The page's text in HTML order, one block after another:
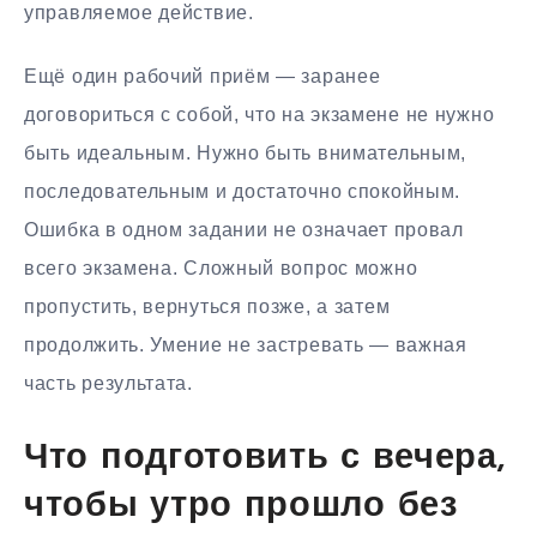
управляемое действие.
Ещё один рабочий приём — заранее
договориться с собой, что на экзамене не нужно
быть идеальным. Нужно быть внимательным,
последовательным и достаточно спокойным.
Ошибка в одном задании не означает провал
всего экзамена. Сложный вопрос можно
пропустить, вернуться позже, а затем
продолжить. Умение не застревать — важная
часть результата.
Что подготовить с вечера,
чтобы утро прошло без